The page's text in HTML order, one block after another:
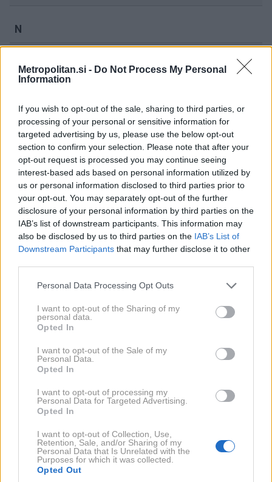
Metropolitan.si - Do Not Process My Personal
Information
If you wish to opt-out of the sale, sharing to third parties, or
processing of your personal or sensitive information for
targeted advertising by us, please use the below opt-out
section to confirm your selection. Please note that after your
opt-out request is processed you may continue seeing
interest-based ads based on personal information utilized by
us or personal information disclosed to third parties prior to
your opt-out. You may separately opt-out of the further
disclosure of your personal information by third parties on the
IAB’s list of downstream participants. This information may
also be disclosed by us to third parties on the IAB’s List of
Downstream Participants that may further disclose it to other
Please note that this website/app uses one or more Google
not limited to your visit or usage behaviour. You may click to
grant or deny consent to Google and its third-party tags to
use your data for below specified purposes in below Google
consent section.
Personal Data Processing Opt Outs
I want to opt-out of the Sharing of my
personal data.
Opted In
I want to opt-out of the Sale of my
Personal Data.
Opted In
I want to opt-out of processing my
Personal Data for Targeted Advertising.
Opted In
I want to opt-out of Collection, Use,
Retention, Sale, and/or Sharing of my
Personal Data that Is Unrelated with the
Purposes for which it was collected.
Opted Out
N
Nesreča je znak (samo)očitanja in
strahu pred napakami
svari pred depresijo.
Nosečnost
Nosečnost napoveduje nove začetke
in je znamenje ustvarjalnosti.
O
Obleka
Obleka ponazarja podobo, s katero bi se
želeli predstaviti svetu.
čustev.
avtoritete in stopnje zaupanja, ki smo je
Ogenj
Ogenj v sanjah je znamenje strasti,